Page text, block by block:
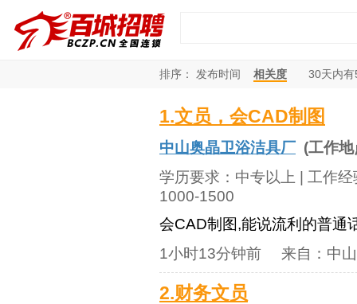
排序： 发布时间 相关度 30天内有
1.文员，会CAD制图
中山奥晶卫浴洁具厂 (工作
学历要求： 中专以上 | 工作
1000-1500
会CAD制图,能说流利的普通
1小时13分钟前 来自： 中
2.财务文员